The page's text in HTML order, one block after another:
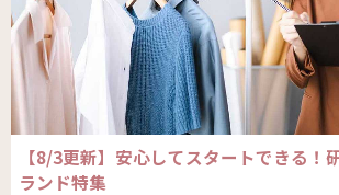
【8/3更新】安心してスタートできる！
ランド特集